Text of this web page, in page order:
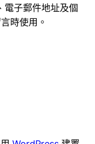
電子郵件地址及個
時使用。